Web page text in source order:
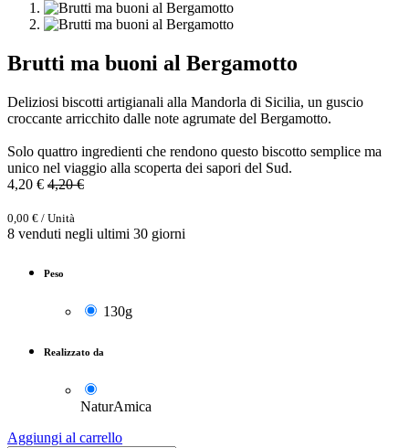
Brutti ma buoni al Bergamotto
Deliziosi biscotti artigianali alla Mandorla di Sicilia, un guscio
croccante arricchito dalle note agrumate del Bergamotto.
Solo quattro ingredienti che rendono questo biscotto semplice ma
unico nel viaggio alla scoperta dei sapori del Sud.
4,20 € 4,20€
0,00 € / Unità
8 venduti negli ultimi 30 giorni
Peso
130g
Realizzato da
NaturAmica
Aggiungi al carrello